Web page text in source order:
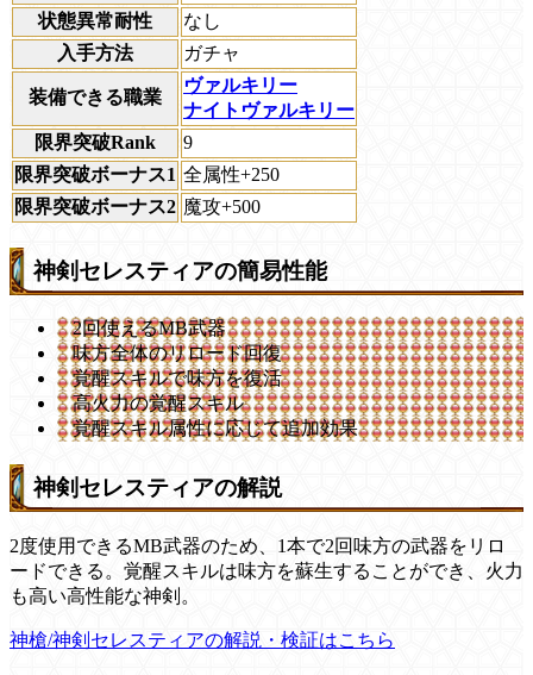
状態異常耐性
なし
入手方法
ガチャ
装備できる職業
ヴァルキリー
ナイトヴァルキリー
限界突破Rank
9
限界突破ボーナス1 全属性+250
限界突破ボーナス2 魔攻+500
神剣セレスティアの簡易性能
2回使えるMB武器
味方全体のリロード回復
覚醒スキルで味方を復活
高火力の覚醒スキル
覚醒スキル属性に応じて追加効果
神剣セレスティアの解説
2度使用できるMB武器のため、1本で2回味方の武器をリロ
ードできる。覚醒スキルは味方を蘇生することができ、火力
も高い高性能な神剣。
神槍/神剣セレスティアの解説・検証はこちら